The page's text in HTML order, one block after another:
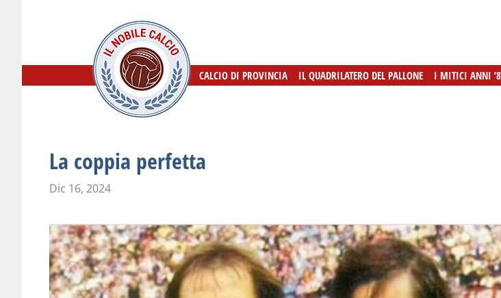
CALCIO DI PROVINCIA IL QUADRILATERO DEL PALLONE I MITICI ANNI
CALCIO DI PROVINCIA IL QUADRILATERO DEL PALLONE I MITICI ANNI
La coppia perfetta
Dic 16, 2024